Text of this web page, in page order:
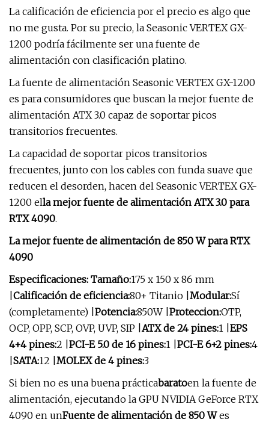
La calificación de eficiencia por el precio es algo que
no me gusta. Por su precio, la Seasonic VERTEX GX-
1200 podría fácilmente ser una fuente de
alimentación con clasificación platino.
La fuente de alimentación Seasonic VERTEX GX-1200
es para consumidores que buscan la mejor fuente de
alimentación ATX 3.0 capaz de soportar picos
transitorios frecuentes.
La capacidad de soportar picos transitorios
frecuentes, junto con los cables con funda suave que
reducen el desorden, hacen del Seasonic VERTEX GX-
1200 ella mejor fuente de alimentación ATX 3.0 para
RTX 4090.
La mejor fuente de alimentación de 850 W para RTX
4090
Especificaciones: Tamaño:175 x 150 x 86 mm
Calificación de eficiencia:80+ Titanio | Modular:Sí
(completamente) | Potencia:850W | Proteccion:OTP,
OCP, OPP, SCP, OVP, UVP, SIP | ATX de 24 pines:1 | EPS
4+4 pines:2 | PCI-E 5.0 de 16 pines:1 | PCI-E 6+2 pines:4
SATA:12 | MOLEX de 4 pines:3
Si bien no es una buena prácticabaratoen la fuente de
alimentación, ejecutando la GPU NVIDIA GeForce RTX
4090 en unFuente de alimentación de 850 Wes